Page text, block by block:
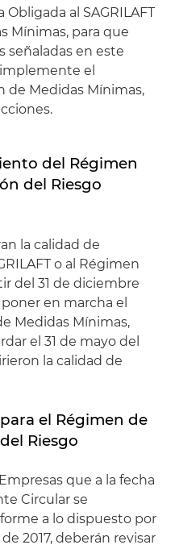
al SAGRILAFT
Mínimas, para que
señaladas en este
el
de Medidas Mínimas,
del Régimen
del Riesgo
la calidad de
o al Régimen
del 31 de diciembre
en marcha el
Medidas Mínimas,
el 31 de mayo del
la calidad de
el Régimen de
Riesgo
que a la fecha
Circular se
a lo dispuesto por
2017, deberán revisar